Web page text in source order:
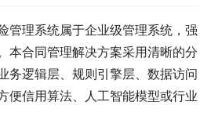
管理系统属于企业级管理系统，强
本合同管理解决方案采用清晰的分
务逻辑层、规则引擎层、数据访问
便信用算法、人工智能模型或行业